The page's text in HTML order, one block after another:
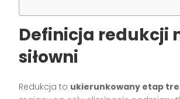
Definicja redukcji
siłowni
Redukcja to ukierunkowany etap